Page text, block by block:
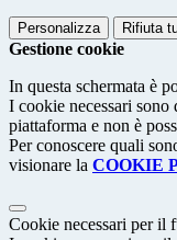
Personalizza Rifiuta
Gestione cookie
In questa schermata è
I cookie necessari
piattaforma e non è
Per conoscere quali
visionare la COOKIE
Cookie necessari per il